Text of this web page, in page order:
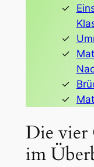
Die vier
im